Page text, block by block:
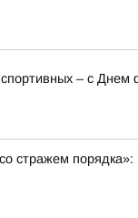
– с Днем
стражем порядка»: